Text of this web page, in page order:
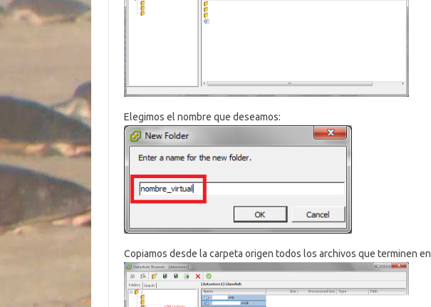
Elegimos el nombre que deseamos:
Copiamos desde la carpeta origen todos los archivos que terminen en